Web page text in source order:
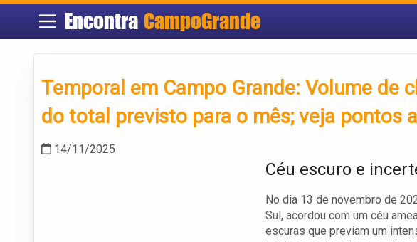
Encontra CampoGrande
Temporal em Campo Grande: Volume de
do total previsto para o mês; veja pontos
14/11/2025
Céu escuro e
No dia 13 de novembro de
Sul, acordou com um céu
escuras que previam um